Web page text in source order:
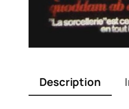
Description